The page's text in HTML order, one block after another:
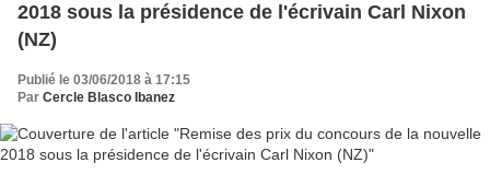
2018 sous la présidence de l'écrivain Carl Nixon
(NZ)
Publié le 03/06/2018 à 17:15
Par Cercle Blasco Ibanez